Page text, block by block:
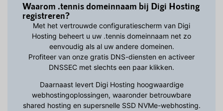
Waarom .tennis domeinnaam bij Digi Hosting
registreren?
Met het vertrouwde configuratiescherm van Digi
Hosting beheert u uw .tennis domeinnaam net zo
eenvoudig als al uw andere domeinen.
Profiteer van onze gratis DNS-diensten en activeer
DNSSEC met slechts een paar klikken.
Daarnaast levert Digi Hosting hoogwaardige
webhostingoplossingen, waaronder betrouwbare
shared hosting en supersnelle SSD NVMe-webhosting.